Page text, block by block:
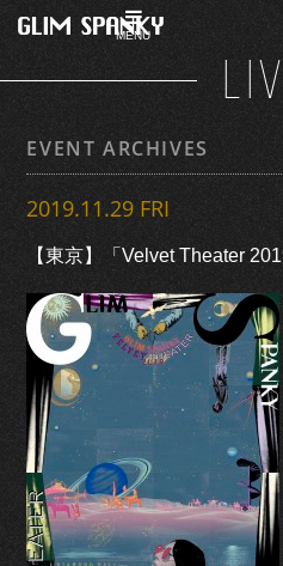
MENU
EVENT ARCHIVES
2019.11.29 FRI
【東京】「Velvet Theater